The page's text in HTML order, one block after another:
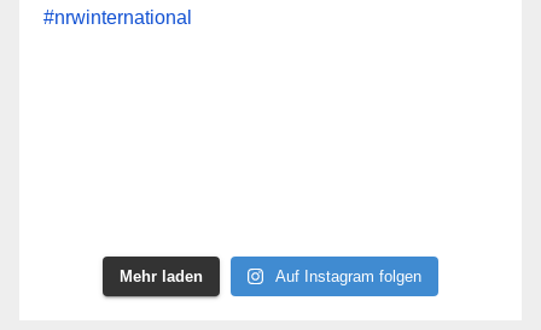
Mehr laden Auf Instagram folgen